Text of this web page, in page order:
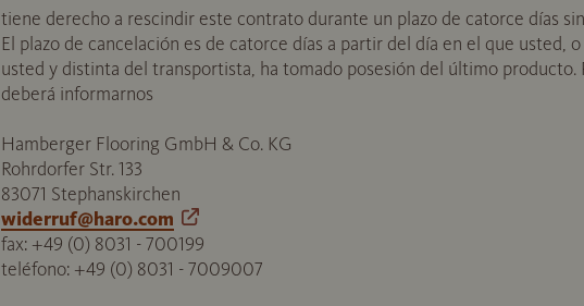
tiene derecho a rescindir este contrato durante un plazo de catorce días
El plazo de cancelación es de catorce días a partir del día en el que usted,
usted y distinta del transportista, ha tomado posesión del último producto.
deberá informarnos
Hamberger Flooring GmbH & Co. KG
Rohrdorfer Str. 133
83071 Stephanskirchen
widerruf@haro.com
fax: +49 (0) 8031 - 700199
teléfono: +49 (0) 8031 - 7009007